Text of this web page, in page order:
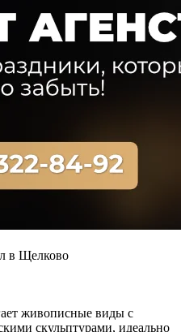
в Щелково
живописные виды с
скульптурами, идеально